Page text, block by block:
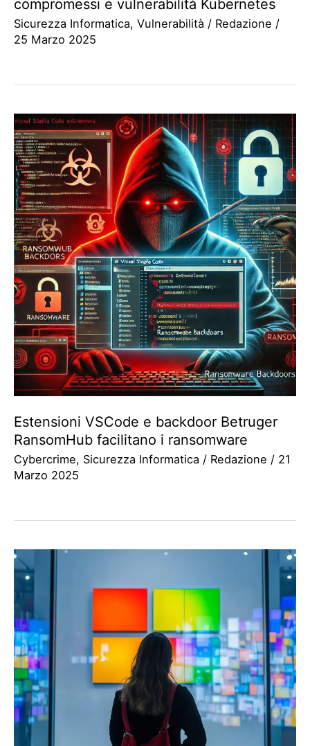
compromessi e vulnerabilità Kubernetes
Sicurezza Informatica, Vulnerabilità / Redazione /
25 Marzo 2025
Estensioni VSCode e backdoor Betruger
RansomHub facilitano i ransomware
Cybercrime, Sicurezza Informatica / Redazione / 21
Marzo 2025